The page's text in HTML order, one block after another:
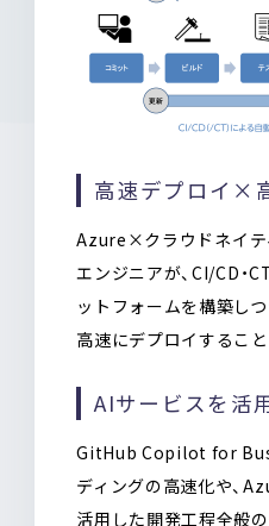
高速デプロイ×
Azure×クラウドネイテ
エンジニアが、CI/CD・
ットフォームを構築し
高速にデプロイするこ
AIサービスを活
GitHub Copilot for
ディングの高速化や、
活用した開発工程全般